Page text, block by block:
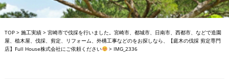
TOP> 施工実績> 宮崎市で伐採を行いました。宮崎市、都城市、日南市、西都市、などで造園
屋、植木屋、伐採、剪定、リフォーム、外構工事などのをお探しなら、【庭木の伐採 剪定専門
店】Full House株式会社にご依頼ください
> IMG_2336